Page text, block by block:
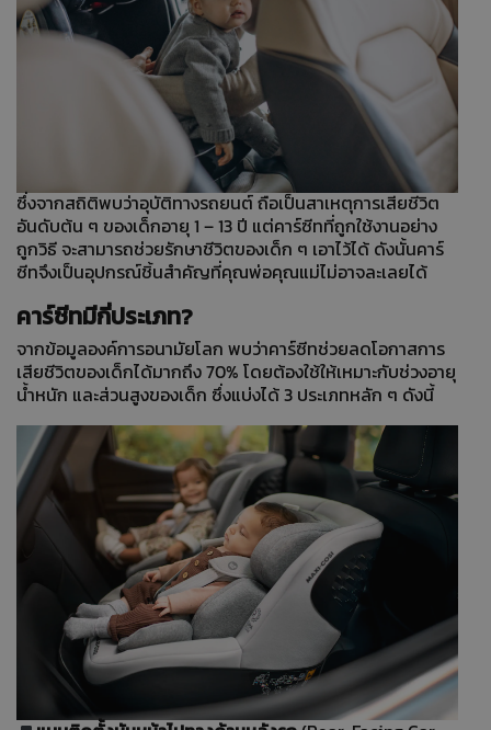
ซึ่งจากสถิติพบว่าอุบัติทางรถยนต์ ถือเป็นสาเหตุการเสียชีวิต
อันดับต้น ๆ ของเด็กอายุ 1 – 13 ปี แต่คาร์ซีทที่ถูกใช้งานอย่าง
ถูกวิธี จะสามารถช่วยรักษาชีวิตของเด็ก ๆ เอาไว้ได้ ดังนั้นคาร์
ซีทจึงเป็นอุปกรณ์ชิ้นสำคัญที่คุณพ่อคุณแม่ไม่อาจละเลยได้
คาร์ซีทมีกี่ประเภท?
จากข้อมูลองค์การอนามัยโลก พบว่าคาร์ซีทช่วยลดโอกาสการ
เสียชีวิตของเด็กได้มากถึง 70% โดยต้องใช้ให้เหมาะกับช่วงอายุ
น้ำหนัก และส่วนสูงของเด็ก ซึ่งแบ่งได้ 3 ประเภทหลัก ๆ ดังนี้